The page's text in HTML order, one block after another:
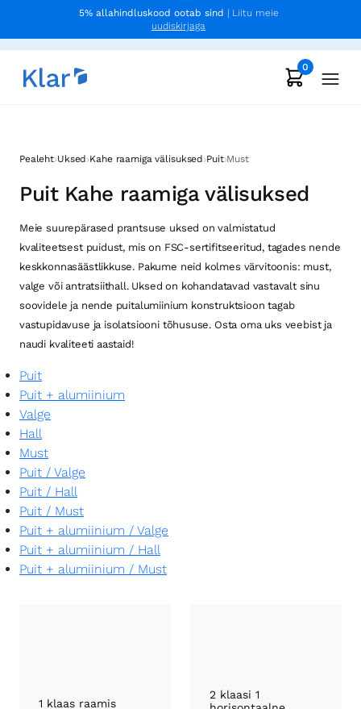
5% allahindluskood ootab sind | Liitu meie
uudiskirjaga
0
Pealeht›Uksed ›Kahe raamiga välisuksed ›Puit›Must
Puit Kahe raamiga välisuksed
Meie suurepärased prantsuse uksed on valmistatud
kvaliteetsest puidust, mis on FSC-sertifitseeritud, tagades nende
keskkonnasäästlikkuse. Pakume neid kolmes värvitoonis: must,
valge või antratsiithall. Uksed on kohandatavad vastavalt sinu
soovidele ja nende puitalumiinium konstruktsioon tagab
vastupidavuse ja isolatsiooni tõhususe. Osta oma uks veebist ja
naudi kvaliteeti aastaid!
Puit
Puit + alumiinium
Valge
Hall
Must
Puit / Valge
Puit / Hall
Puit / Must
Puit + alumiinium / Valge
Puit + alumiinium / Hall
Puit + alumiinium / Must
1 klaas raamis
2 klaasi 1